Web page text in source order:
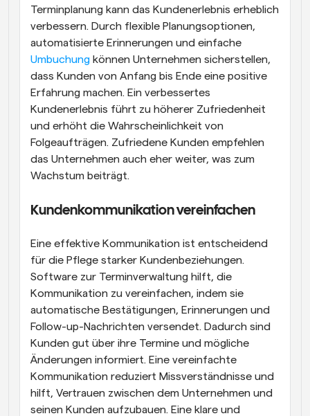
Terminplanung kann das Kundenerlebnis erheblich
verbessern. Durch flexible Planungsoptionen,
Umbuchung können Unternehmen sicherstellen,
dass Kunden von Anfang bis Ende eine positive
Erfahrung machen. Ein verbessertes
Kundenerlebnis führt zu höherer Zufriedenheit
und erhöht die Wahrscheinlichkeit von
Folgeaufträgen. Zufriedene Kunden empfehlen
das Unternehmen auch eher weiter, was zum
Wachstum beiträgt.
Kundenkommunikation vereinfachen
Eine effektive Kommunikation ist entscheidend
für die Pflege starker Kundenbeziehungen.
Software zur Terminverwaltung hilft, die
Kommunikation zu vereinfachen, indem sie
automatische Bestätigungen, Erinnerungen und
Follow-up-Nachrichten versendet. Dadurch sind
Kunden gut über ihre Termine und mögliche
Änderungen informiert. Eine vereinfachte
Kommunikation reduziert Missverständnisse und
hilft, Vertrauen zwischen dem Unternehmen und
seinen Kunden aufzubauen. Eine klare und